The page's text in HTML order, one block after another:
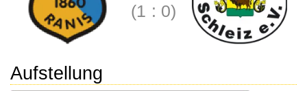
(1 : 0)
Aufstellung